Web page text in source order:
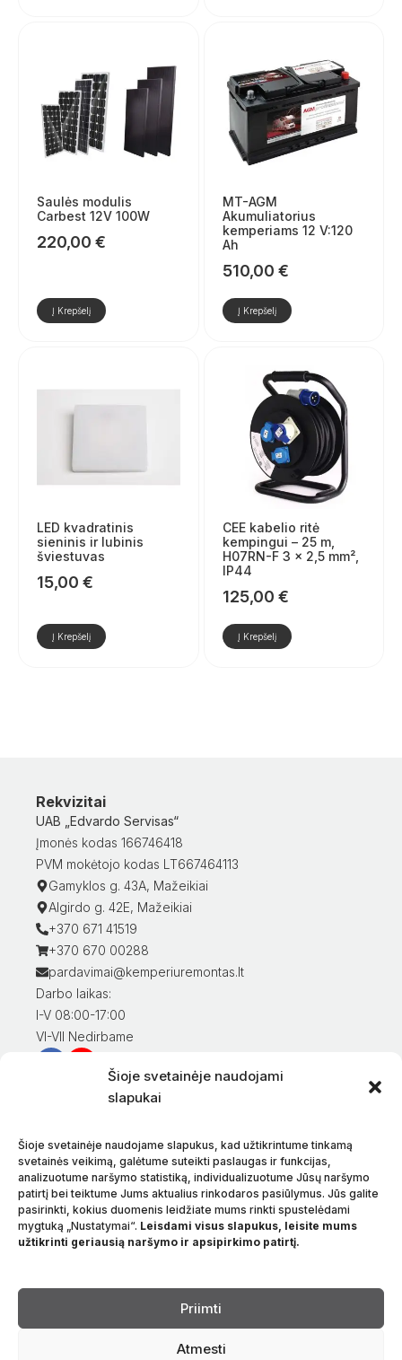
Šioje svetainėje naudojami
slapukai
Šioje svetainėje naudojame slapukus, kad užtikrintume tinkamą
svetainės veikimą, galėtume suteikti paslaugas ir funkcijas,
analizuotume naršymo statistiką, individualizuotume Jūsų naršymo
patirtį bei teiktume Jums aktualius rinkodaros pasiūlymus. Jūs galite
pasirinkti, kokius duomenis leidžiate mums rinkti spustelėdami
mygtuką „Nustatymai“. Leisdami visus slapukus, leisite mums
užtikrinti geriausią naršymo ir apsipirkimo patirtį.
Priimti
Atmesti
Saulės modulis
Carbest 12V 100W
220,00 €
Į Krepšelį
MT-AGM
Akumuliatorius
kemperiams 12 V:120
Ah
510,00 €
Į Krepšelį
LED kvadratinis
sieninis ir lubinis
šviestuvas
15,00 €
Į Krepšelį
CEE kabelio ritė
kempingui – 25 m,
H07RN-F 3 x 2,5 mm²,
IP44
125,00 €
Į Krepšelį
Rekvizitai
UAB „Edvardo Servisas“
Įmonės kodas 166746418
PVM mokėtojo kodas LT667464113
Gamyklos g. 43A, Mažeikiai
Algirdo g. 42E, Mažeikiai
+370 671 41519
+370 670 00288
pardavimai@kemperiuremontas.lt
Darbo laikas:
I-V 08:00-17:00
VI-VII Nedirbame
Informacija klientams
Prekių pristatymas
Prekių grąžinimas
Sąlygos ir taisyklės
Privatumo politika
Apie mus
Kalba